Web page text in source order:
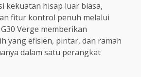
kekuatan hisap luar biasa,
fitur kontrol penuh melalui
Verge memberikan
yang efisien, pintar, dan ramah
dalam satu perangkat